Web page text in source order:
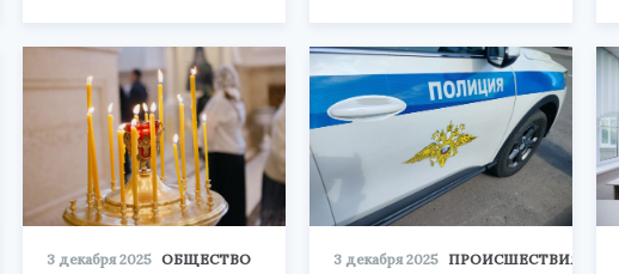
3 декабря 2025 ОБЩЕСТВО 3 декабря 2025 ПРОИСШЕСТВИЯ